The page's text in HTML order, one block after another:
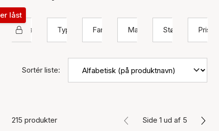
Maanesten
låst
Type
Farve Materiale Størrelse Pris
Sortér liste:
215 produkter Side 1 ud af 5